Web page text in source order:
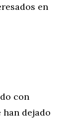
en
con
dejado